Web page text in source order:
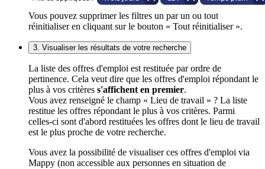
Vous pouvez supprimer les filtres un par un ou tout
réinitialiser en cliquant sur le bouton « Tout réinitialiser ».
3. Visualiser les résultats de votre recherche
La liste des offres d'emploi est restituée par ordre de
pertinence. Cela veut dire que les offres d'emploi répondant le
plus à vos critères s'affichent en premier.
Vous avez renseigné le champ « Lieu de travail » ? La liste
restitue les offres répondant le plus à vos critères. Parmi
celles-ci sont d'abord restituées les offres dont le lieu de travail
est le plus proche de votre recherche.
Vous avez la possibilité de visualiser ces offres d'emploi via
Mappy (non accessible aux personnes en situation de